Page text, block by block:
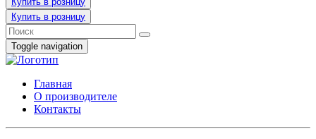
Купить в розницу
Toggle navigation
Главная
О производителе
Контакты